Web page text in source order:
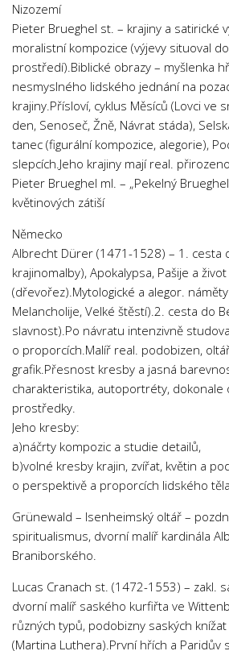
Nizozemí
Pieter Brueghel st. – krajiny a satirické
moralistní kompozice (výjevy situoval
prostředí).Biblické obrazy – myšlenka
nesmyslného lidského jednání na
krajiny.Přísloví, cyklus Měsíců (Lovci ve
den, Senoseč, Žně, Návrat stáda),
tanec (figurální kompozice, alegorie),
slepcích.Jeho krajiny mají real.
Pieter Brueghel ml. – „Pekelný
květinových zátiší
Německo
Albrecht Dürer (1471-1528) – 1. cesta
krajinomalby), Apokalypsa, Pašije a
(dřevořez).Mytologické a alegor.
Melancholije, Velké štěstí).2. cesta do
slavnost).Po návratu intenzivně
o proporcích.Malíř real. podobizen,
grafik.Přesnost kresby a jasná
charakteristika, autoportréty, dokonale
prostředky.
Jeho kresby:
a)náčrty kompozic a studie detailů,
b)volné kresby krajin, zvířat, květin a
o perspektivě a proporcích lidského
Grünewald – Isenheimský oltář –
spiritualismus, dvorní malíř kardinála
Braniborského.
Lucas Cranach st. (1472-1553) – zakl.
dvorní malíř saského kurfiřta ve
různých typů, podobizny saských
(Martina Luthera).První hřích a Paridův